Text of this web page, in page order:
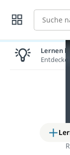
Suche
Lernen
Entdecke